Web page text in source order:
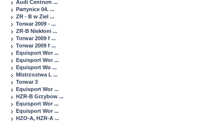
Audi Centrum ...
Partynice 04. ...
ZR - B w Ziel ...
Torwar 2009 - ...
ZR-B Niekłoni ...
Torwar 2009 f ...
Torwar 2009 f ...
Equisport Wor ...
Equisport Wor ...
Equisport Wo ...
Mistrzostwa L ...
Torwar 3
Equisport Wor ...
HZR-B Grzybow ...
Equisport Wor ...
Equisport Wor ...
HZO-A, HZR-A ...